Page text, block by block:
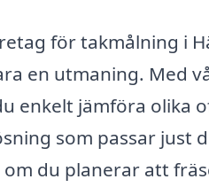
för takmålning i
en utmaning. Med
enkelt jämföra olika
som passar just
du planerar att